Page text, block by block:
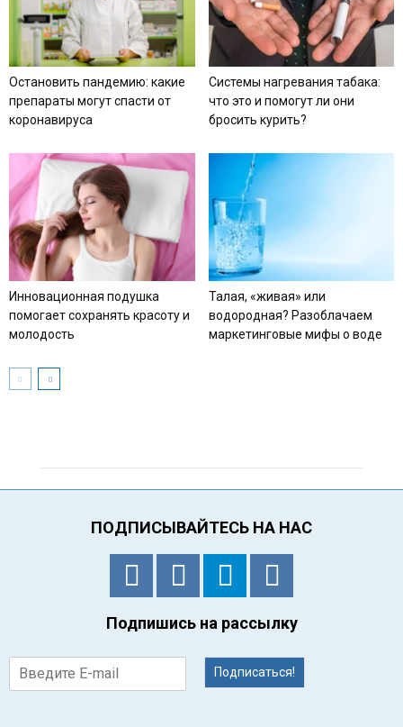
Остановить пандемию: какие
препараты могут спасти от
коронавируса
Системы нагревания табака:
что это и помогут ли они
бросить курить?
Инновационная подушка
помогает сохранять красоту и
молодость
Талая, «живая» или
водородная? Разоблачаем
маркетинговые мифы о воде
ПОДПИСЫВАЙТЕСЬ НА НАС
Подпишись на рассылку
Подписаться!